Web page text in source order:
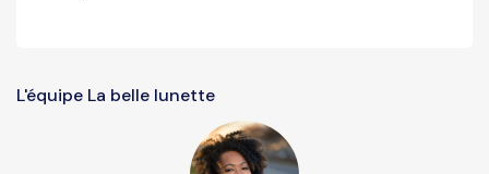
L'équipe La belle lunette